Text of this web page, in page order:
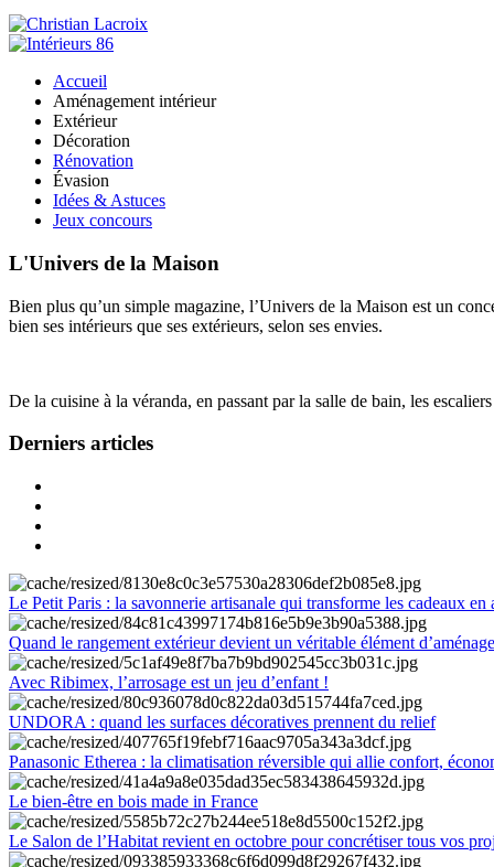
Accueil
Aménagement intérieur
Extérieur
Décoration
Rénovation
Évasion
Idées & Astuces
Jeux concours
L'Univers de la Maison
Bien plus qu’un simple magazine, l’Univers de la Maison est un
bien ses intérieurs que ses extérieurs, selon ses envies.
De la cuisine à la véranda, en passant par la salle de bain, les
Derniers articles
Le Petit Paris : la savonnerie artisanale qui transforme les cadeaux en
Quand le rangement extérieur devient un véritable élément
Avec Ribimex, l’arrosage est un jeu d’enfant !
UNDORA : quand les surfaces décoratives prennent du relief
Panasonic Etherea : la climatisation réversible qui allie confort,
Le bien-être en bois made in France
Le Salon de l’Habitat revient en octobre pour concrétiser tous vos